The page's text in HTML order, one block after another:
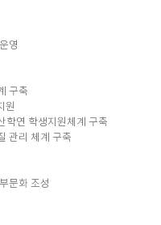
영
구축
원
학연 학생지원체계 구축
관리 체계 구축
문화 조성